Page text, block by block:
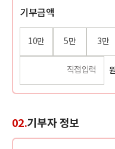
기부금액
10만 5만 3만
02.기부자 정보